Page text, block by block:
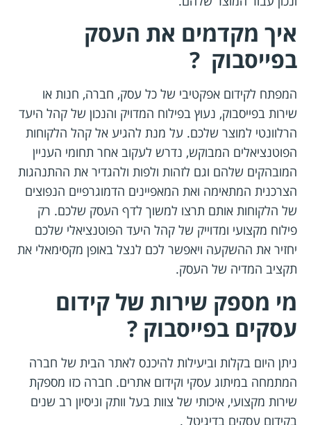
איך מקדמים את העסק
בפייסבוק ?
המפתח לקידום אפקטיבי של כל עסק, חברה, חנות או
שירות בפייסבוק, נעוץ בפילוח המדויק והנכון של קהל היעד
הרלוונטי למוצר שלכם. על מנת להגיע אל קהל הלקוחות
הפוטנציאלים המבוקש, נדרש לעקוב אחר תחומי העניין
המובהקים שלהם וגם לזהות ולפות ולהגדיר את ההתנהגות
הצרכנית המתאימה ואת המאפיינים הדמוגרפיים הנפוצים
של הלקוחות אותם תרצו למשוך לדף העסק שלכם. רק
פילוח מקצועי ומדוייק של קהל היעד הפוטנציאלי שלכם
יחזיר את ההשקעה ויאפשר לכם לנצל באופן מקסימאלי את
תקציב המדיה של העסק.
מי מספק שירות של קידום
עסקים בפייסבוק ?
ניתן היום בקלות וביעילות להיכנס לאתר הבית של חברה
המתמחה במיתוג עסקי וקידום אתרים. חברה כזו מספקת
שירות מקצועי, איכותי של צוות בעל וותק וניסיון רב שנים
בקידום עסקים בדיגיטל .